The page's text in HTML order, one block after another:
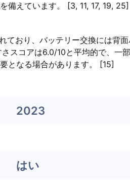
備えています。 [3, 11, 17, 19, 25]
おり、バッテリー交換には背
スコアは6.0/10と平均的で、一
となる場合があります。 [15]
2023
はい